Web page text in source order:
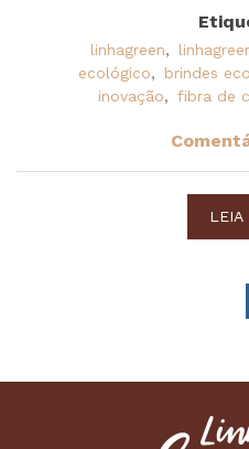
linhagreen,
ecológico, brindes
inovação, fibra de
LEIA